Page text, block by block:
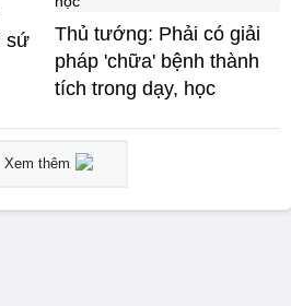
sứ
Thủ tướng: Phải có giải
pháp 'chữa' bệnh thành
tích trong dạy, học
Xem thêm